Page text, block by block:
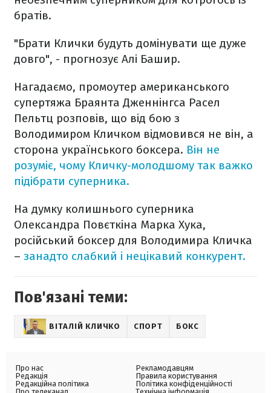
братів.
"Брати Клички будуть домінувати ще дуже
довго", - прогнозує Алі Башир.
Нагадаємо, промоутер американського
супертяжа Браянта Дженнінгса Расел
Пельтц розповів, що від бою з
Володимиром Кличком відмовився не він, а
сторона українського боксера. Він не
розуміє, чому Кличку-молодшому так важко
підібрати суперника.
На думку колишнього суперника
Олександра Повєткіна Марка Хука,
російський боксер для Володимира Кличка
– занадто слабкий і нецікавий конкурент.
Пов'язані теми:
ВІТАЛІЙ КЛИЧКО СПОРТ БОКС
Про нас
Редакція
Редакційна політика
Рекламодавцям
Правила користування
Політика конфіденційності